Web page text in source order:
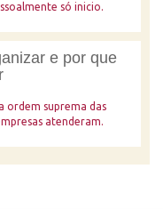
só inicio.
e por que
ordem suprema das
atenderam.